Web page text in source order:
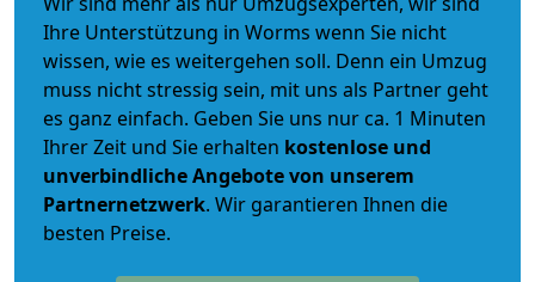
Ihre Unterstützung in Worms wenn Sie nicht
wissen, wie es weitergehen soll. Denn ein Umzug
muss nicht stressig sein, mit uns als Partner geht
es ganz einfach. Geben Sie uns nur ca. 1 Minuten
Ihrer Zeit und Sie erhalten kostenlose und
unverbindlicheAngebote von unserem
Partnernetzwerk. Wir garantieren Ihnen die
besten Preise.